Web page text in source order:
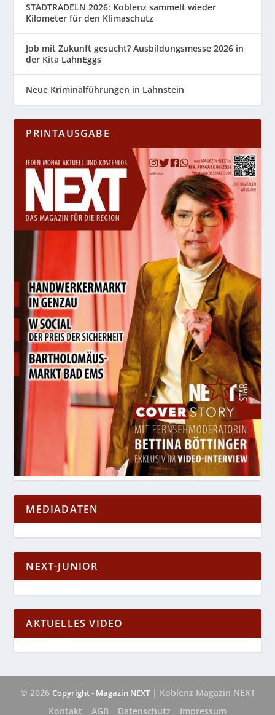
STADTRADELN 2026: Koblenz sammelt wieder
Kilometer für den Klimaschutz
Job mit Zukunft gesucht? Ausbildungsmesse 2026 in
der Kita LahnEggs
Neue Kriminalführungen in Lahnstein
PRINTAUSGABE
MEDIADATEN
NEXT-JUNIOR
AKTUELLES VIDEO
© 2026 Copyright - Magazin NEXT| Koblenz Magazin NEXT
Kontakt
AGB Datenschutz Impressum